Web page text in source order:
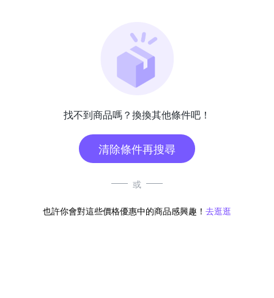
找不到商品嗎？換換其他條件吧！
清除條件再搜尋
或
也許你會對這些價格優惠中的商品感興趣！ 去逛逛